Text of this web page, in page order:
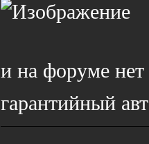
и на форуме
гарантийный